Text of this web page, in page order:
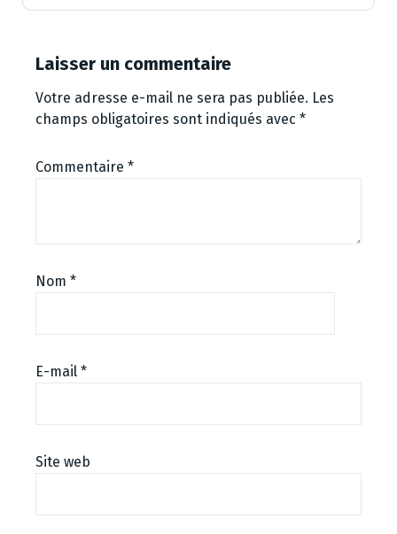
Laisser un commentaire
Votre adresse e-mail ne sera pas publiée. Les
champs obligatoires sont indiqués avec *
Commentaire *
Nom *
E-mail *
Site web